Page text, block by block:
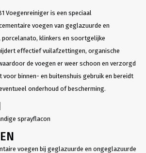
Voegenreiniger is een speciaal
voegen van geglazuurde en
klinkers en soortgelijke
effectief vuilafzettingen, organische
de voegen er weer schoon en verzorgd
voor binnen- en buitenshuis gebruik en bereidt
onderhoud of bescherming.
sprayflacon
voegen bij geglazuurde en ongeglazuurde